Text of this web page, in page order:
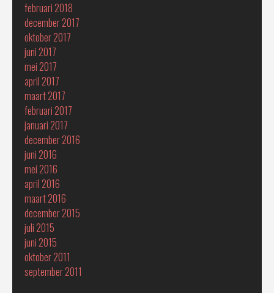
februari 2018
december 2017
oktober 2017
juni 2017
mei 2017
april 2017
maart 2017
februari 2017
januari 2017
december 2016
juni 2016
mei 2016
april 2016
maart 2016
december 2015
juli 2015
juni 2015
oktober 2011
september 2011